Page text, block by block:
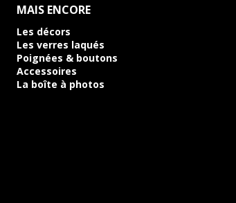
MAIS ENCORE
Les décors
Les verres laqués
Poignées & boutons
Accessoires
La boîte à photos